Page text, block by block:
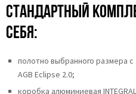
Стандартный
себя:
полотно выбранного размера
AGB Eclipse 2.0;
коробка алюминиевая